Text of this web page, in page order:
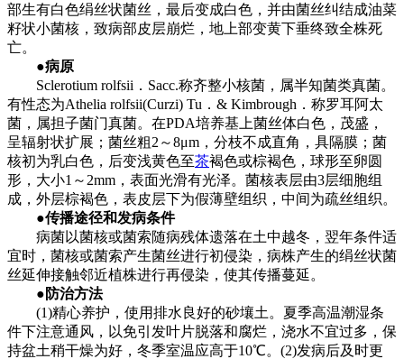
部生有白色绢丝状菌丝，最后变成白色，并由菌丝纠结成油菜
籽状小菌核，致病部皮层崩烂，地上部变黄下垂终致全株死
亡。
●病原
Sclerotium rolfsii．Sacc.称齐整小核菌，属半知菌类真菌。
有性态为Athelia rolfsii(Curzi) Tu．& Kimbrough．称罗耳阿太
菌，属担子菌门真菌。在PDA培养基上菌丝体白色，茂盛，
呈辐射状扩展；菌丝粗2～8μm，分枝不成直角，具隔膜；菌
核初为乳白色，后变浅黄色至茶褐色或棕褐色，球形至卵圆
形，大小1～2mm，表面光滑有光泽。菌核表层由3层细胞组
成，外层棕褐色，表皮层下为假薄壁组织，中间为疏丝组织。
●传播途径和发病条件
病菌以菌核或菌索随病残体遗落在土中越冬，翌年条件适
宜时，菌核或菌索产生菌丝进行初侵染，病株产生的绢丝状菌
丝延伸接触邻近植株进行再侵染，使其传播蔓延。
●防治方法
(1)精心养护，使用排水良好的砂壤土。夏季高温潮湿条
件下注意通风，以免引发叶片脱落和腐烂，浇水不宜过多，保
持盆土稍干燥为好，冬季室温应高于10℃。(2)发病后及时更